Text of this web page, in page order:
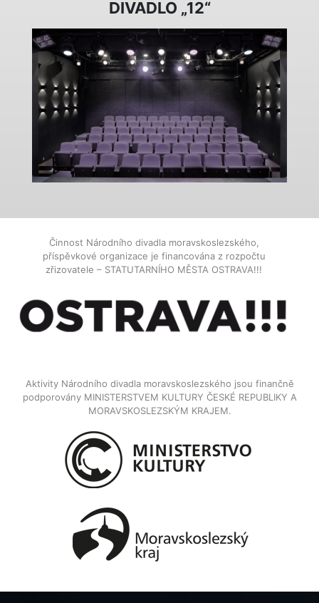
DIVADLO „12“
Činnost Národního divadla moravskoslezského,
příspěvkové organizace je financována z rozpočtu
zřizovatele – STATUTARNÍHO MĚSTA OSTRAVA!!!
Aktivity Národního divadla moravskoslezského jsou finančně
podporovány MINISTERSTVEM KULTURY ČESKÉ REPUBLIKY A
MORAVSKOSLEZSKÝM KRAJEM.